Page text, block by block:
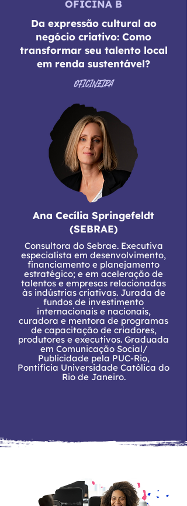
OFICINA B
Da expressão cultural ao
negócio criativo: Como
transformar seu talento local
em renda sustentável?
OFICINEIRA
Ana Cecília Springefeldt
(SEBRAE)
Consultora do Sebrae. Executiva
especialista em desenvolvimento,
financiamento e planejamento
estratégico; e em aceleração de
talentos e empresas relacionadas
às indústrias criativas. Jurada de
fundos de investimento
internacionais e nacionais,
curadora e mentora de programas
de capacitação de criadores,
produtores e executivos. Graduada
em Comunicação Social/
Publicidade pela PUC-Rio,
Pontifícia Universidade Católica do
Rio de Janeiro.